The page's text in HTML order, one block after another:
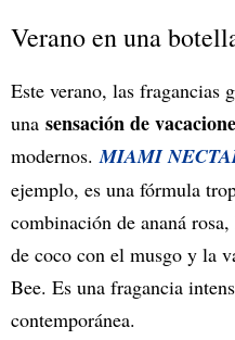
Verano en una
Este verano, las fragancias
una sensación de
modernos. MIAMI
ejemplo, es una fórmula
combinación de ananá
de coco con el musgo y la
Bee. Es una fragancia
contemporánea.